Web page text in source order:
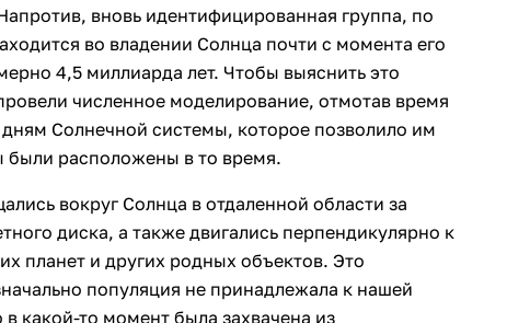
вновь идентифицированная группа, по
во владении Солнца почти с момента его
4,5 миллиарда лет. Чтобы выяснить это
численное моделирование, отмотав время
Солнечной системы, которое позволило им
были расположены в то время.
вокруг Солнца в отдаленной области за
диска, а также двигались перпендикулярно к
планет и других родных объектов. Это
популяция не принадлежала к нашей
какой-то момент была захвачена из